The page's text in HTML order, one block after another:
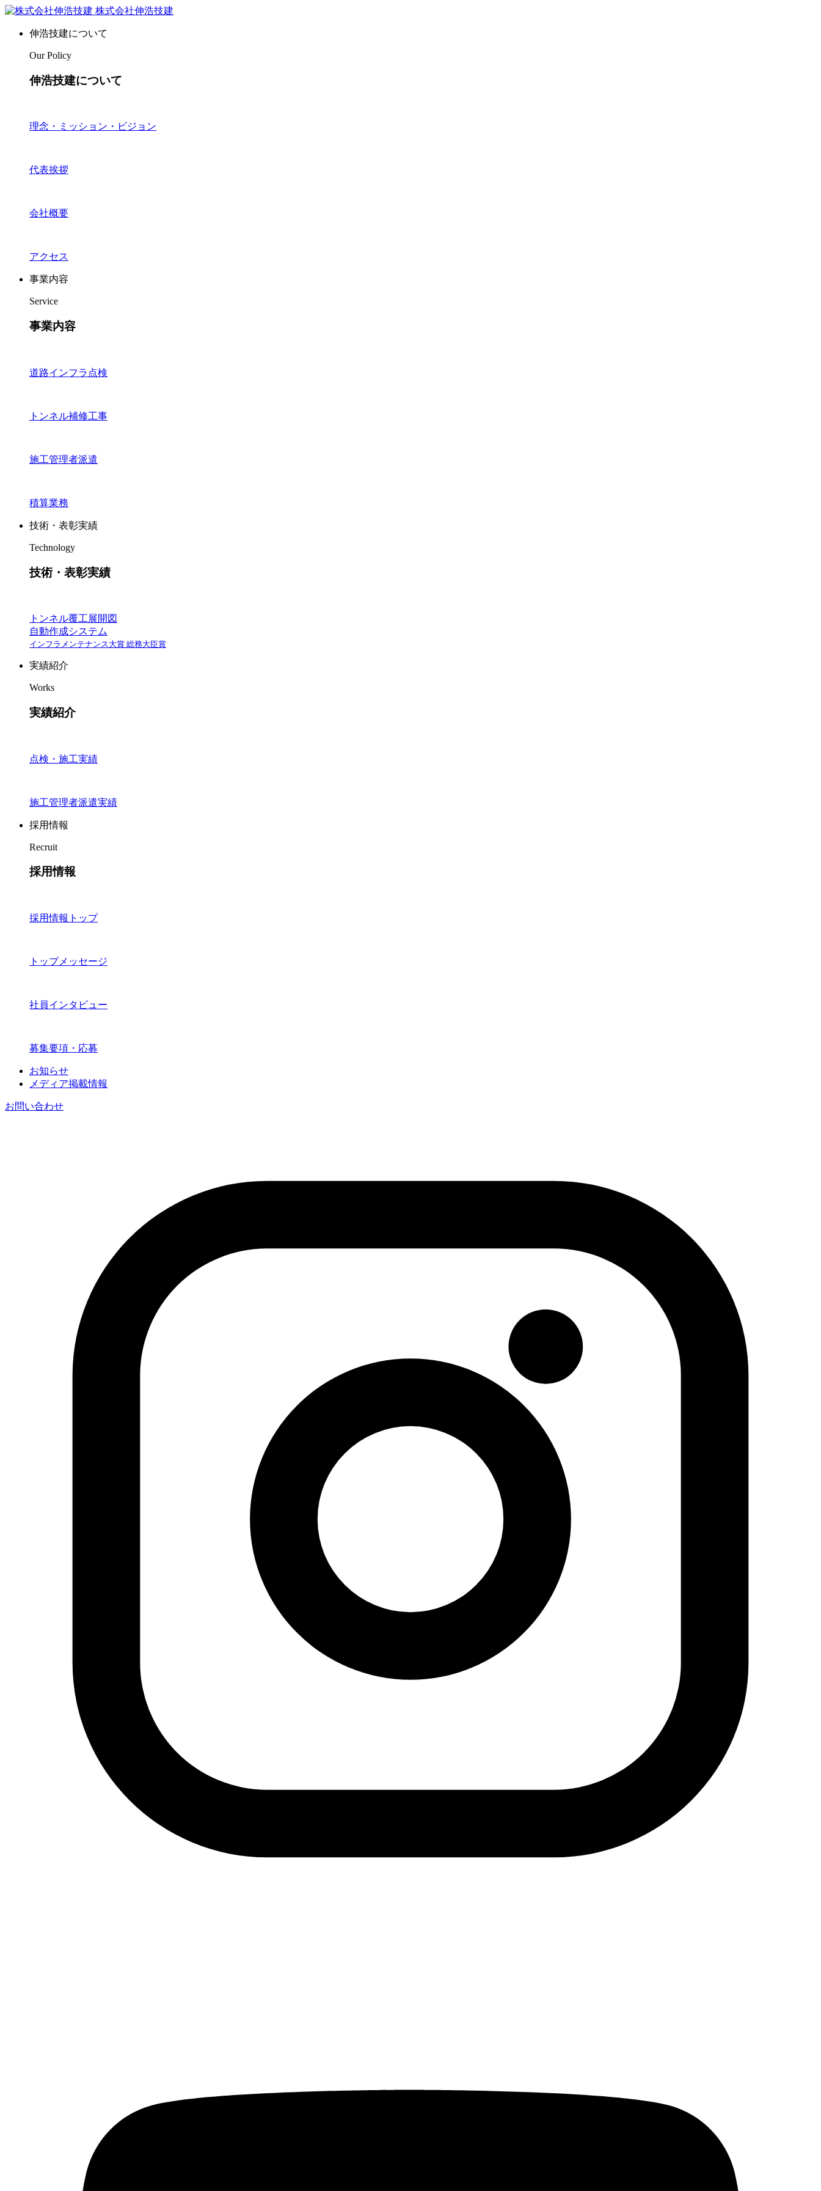
株式会社伸浩技建
伸浩技建について
Our Policy
伸浩技建について
理念・ミッション・ビジョン
代表挨拶
会社概要
アクセス
事業内容
Service
事業内容
道路インフラ点検
トンネル補修工事
施工管理者派遣
積算業務
技術・表彰実績
Technology
技術・表彰実績
トンネル覆工展開図
自動作成システム
インフラメンテナンス大賞 総務大臣賞
実績紹介
Works
実績紹介
点検・施工実績
施工管理者派遣実績
採用情報
Recruit
採用情報
採用情報トップ
トップメッセージ
社員インタビュー
募集要項・応募
お知らせ
メディア掲載情報
お問い合わせ